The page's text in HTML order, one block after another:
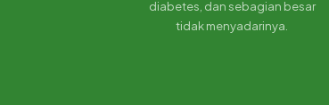
diabetes, dan sebagian besar
tidak menyadarinya.